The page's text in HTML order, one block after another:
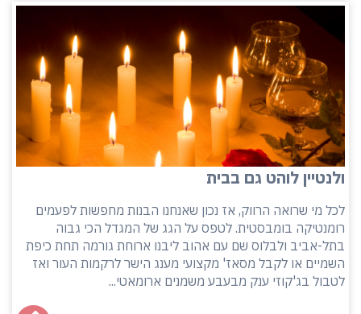
ולנטיין לוהט גם בבית
לכל מי שרואה הרווק, אז נכון שאנחנו הבנות מחפשות לפעמים
רומנטיקה בומבסטית. לטפס על הגג של המגדל הכי גבוה
בתל-אביב ולבלוס שם עם אהוב ליבנו ארוחת גורמה תחת כיפת
השמיים או לקבל מסאז' מקצועי מענג הישר לרקמות העור ואז
לטבול בג'קוזי ענק מבעבע משמנים ארומאטי...